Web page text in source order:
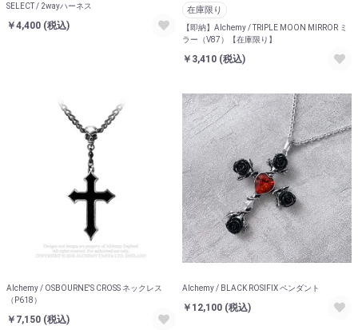
SELECT / 2wayハーネス
￥4,400 (税込)
在庫限り
【即納】Alchemy / TRIPLE MOON MIRROR ミ
ラー（V87）【在庫限り】
￥3,410 (税込)
Alchemy / OSBOURNE'S CROSS ネックレス
（P618）
￥7,150 (税込)
Alchemy / BLACK ROSIFIX ペンダント
￥12,100 (税込)